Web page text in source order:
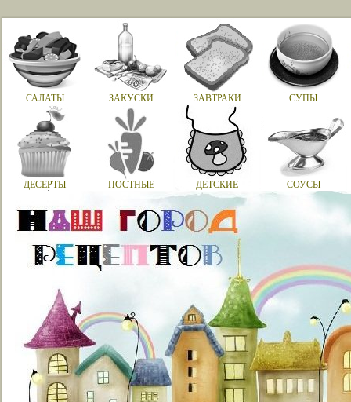
САЛАТЫ ЗАКУСКИ ЗАВТРАКИ СУПЫ
ДЕСЕРТЫ ПОСТНЫЕ ДЕТСКИЕ СОУСЫ